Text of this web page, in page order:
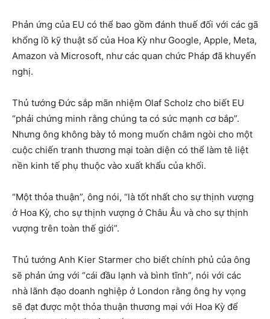
Phản ứng của EU có thể bao gồm đánh thuế đối với các gã
khổng lồ kỹ thuật số của Hoa Kỳ như Google, Apple, Meta,
Amazon và Microsoft, như các quan chức Pháp đã khuyến
nghị.
Thủ tướng Đức sắp mãn nhiệm Olaf Scholz cho biết EU
“phải chứng minh rằng chúng ta có sức mạnh cơ bắp”.
Nhưng ông không bày tỏ mong muốn châm ngòi cho một
cuộc chiến tranh thương mại toàn diện có thể làm tê liệt
nền kinh tế phụ thuộc vào xuất khẩu của khối.
“Một thỏa thuận”, ông nói, “là tốt nhất cho sự thịnh vượng
ở Hoa Kỳ, cho sự thịnh vượng ở Châu Âu và cho sự thịnh
vượng trên toàn thế giới”.
Thủ tướng Anh Kier Starmer cho biết chính phủ của ông
sẽ phản ứng với “cái đầu lạnh và bình tĩnh”, nói với các
nhà lãnh đạo doanh nghiệp ở London rằng ông hy vọng
sẽ đạt được một thỏa thuận thương mại với Hoa Kỳ để